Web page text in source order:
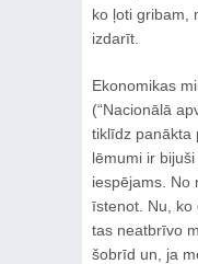
ko ļoti gribam,
izdarīt.
Ekonomikas
(“Nacionālā
tiklīdz panākta
lēmumi ir
iespējams. No
īstenot. Nu, ko
tas neatbrīvo
šobrīd un, ja